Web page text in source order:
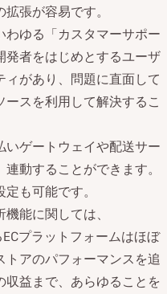
張が容易です。
わゆる「カスタマーサポー
発者をはじめとするユーザ
があり、問題に直面して
スを利用して解決するこ
いゲートウェイや配送サー
動することができます。
も可能です。
能に関しては、
プラットフォームはほぼ
アのパフォーマンスを追
益まで、あらゆることを